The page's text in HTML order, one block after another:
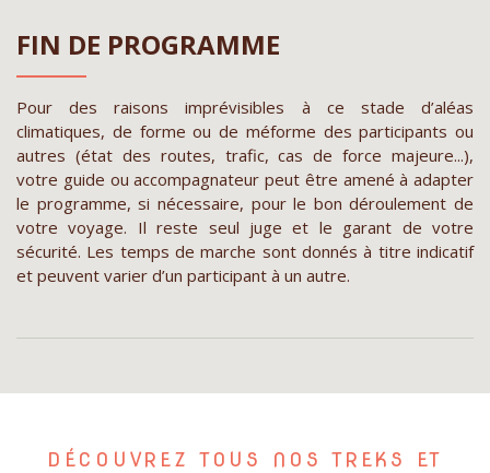
FIN DE PROGRAMME
Pour des raisons imprévisibles à ce stade d’aléas
climatiques, de forme ou de méforme des participants ou
autres (état des routes, trafic, cas de force majeure...),
votre guide ou accompagnateur peut être amené à adapter
le programme, si nécessaire, pour le bon déroulement de
votre voyage. Il reste seul juge et le garant de votre
sécurité. Les temps de marche sont donnés à titre indicatif
et peuvent varier d’un participant à un autre.
DÉCOUVREZ TOUS NOS TREKS ET